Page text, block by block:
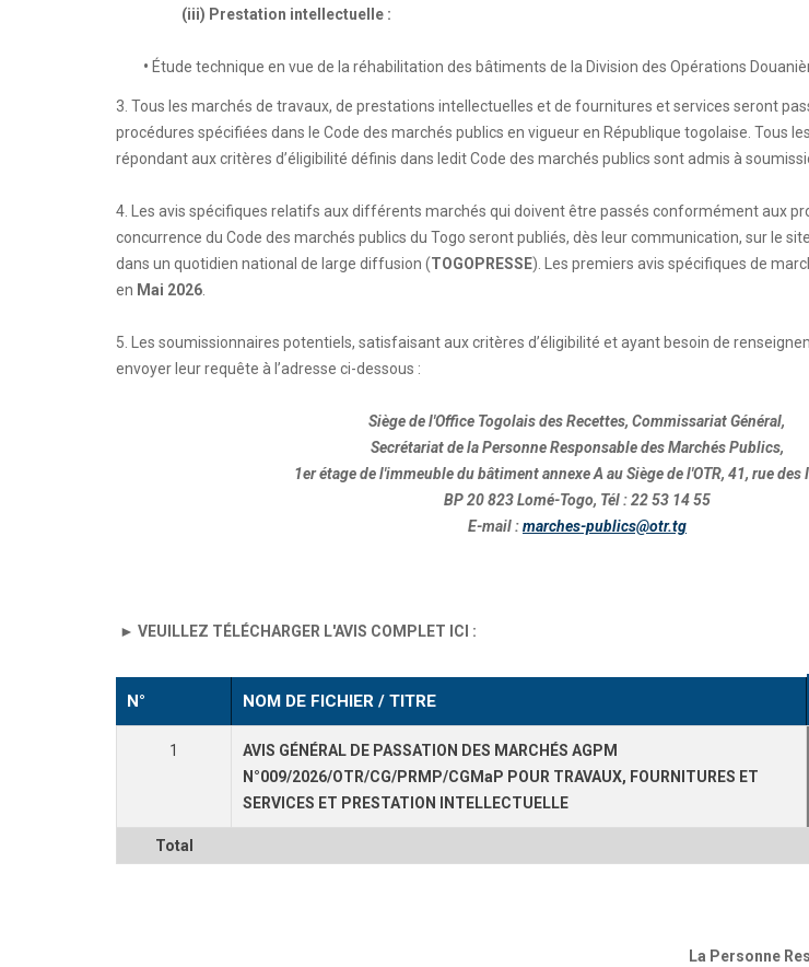
(iii) Prestation intellectuelle :
• Étude technique en vue de la réhabilitation des bâtiments de la Division des Opérations
3. Tous les marchés de travaux, de prestations intellectuelles et de fournitures et services seront
procédures spécifiées dans le Code des marchés publics en vigueur en République togolaise. Tous
répondant aux critères d’éligibilité définis dans ledit Code des marchés publics sont admis à
4. Les avis spécifiques relatifs aux différents marchés qui doivent être passés conformément aux
concurrence du Code des marchés publics du Togo seront publiés, dès leur communication, sur le site
dans un quotidien national de large diffusion (TOGOPRESSE). Les premiers avis spécifiques de
en Mai 2026
5. Les soumissionnaires potentiels, satisfaisant aux critères d’éligibilité et ayant besoin de
envoyer leur requête à l’adresse ci-dessous :
Siège de l'Office Togolais des Recettes, Commissariat Général,
Secrétariat de la Personne Responsable des Marchés Publics,
1er étage de l'immeuble du bâtiment annexe A au Siège de l'OTR, 41, rue des
BP 20 823 Lomé-Togo, Tél : 22 53 14 55
E-mail :marches-publics@otr.tg
► VEUILLEZ TÉLÉCHARGER L'AVIS COMPLET ICI :
N° NOM DE FICHIER / TITRE
Total
1
AVIS GÉNÉRAL DE PASSATION DES MARCHÉS AGPM
N°009/2026/OTR/CG/PRMP/CGMaP POUR TRAVAUX, FOURNITURES ET
SERVICES ET PRESTATION INTELLECTUELLE
La Personne